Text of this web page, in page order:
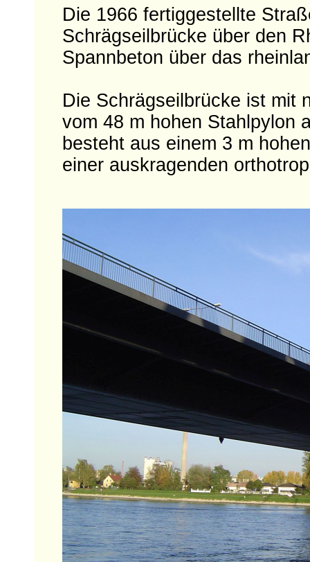
Die 1966 fertiggestellte
Schrägseilbrücke über den
Spannbeton über das
Die Schrägseilbrücke ist mit
vom 48 m hohen Stahlpylon
besteht aus einem 3 m
einer auskragenden